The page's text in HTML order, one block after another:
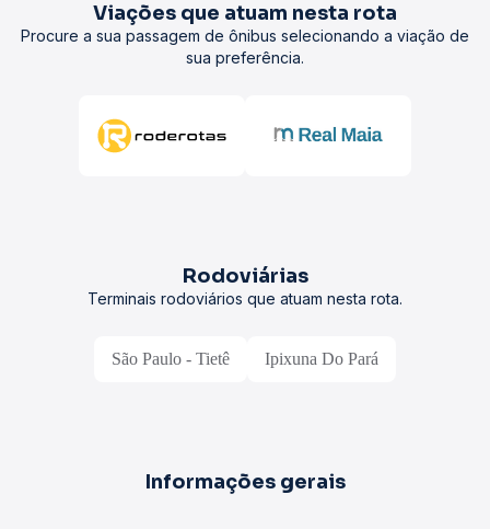
Viações que atuam nesta rota
Procure a sua passagem de ônibus selecionando a viação de
sua preferência.
Rodoviárias
Terminais rodoviários que atuam nesta rota.
São Paulo - Tietê Ipixuna Do Pará
Informações gerais